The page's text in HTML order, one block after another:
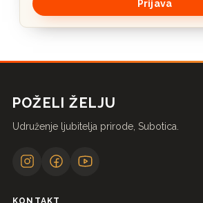
POŽELI ŽELJU
Udruženje ljubitelja prirode, Subotica.
KONTAKT